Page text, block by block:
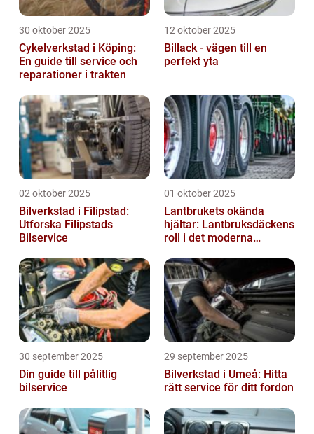
30 oktober 2025
Cykelverkstad i Köping:
En guide till service och
reparationer i trakten
12 oktober 2025
Billack - vägen till en
perfekt yta
02 oktober 2025
Bilverkstad i Filipstad:
Utforska Filipstads
Bilservice
01 oktober 2025
Lantbrukets okända
hjältar: Lantbruksdäckens
roll i det moderna
30 september 2025
Din guide till pålitlig
bilservice
29 september 2025
Bilverkstad i Umeå: Hitta
rätt service för ditt fordon